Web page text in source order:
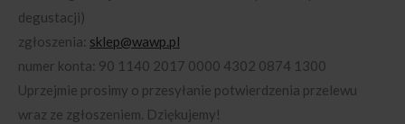
degustacji)
zgłoszenia: sklep@wawp.pl
numer konta: 90 1140 2017 0000 4302 0874 1300
Uprzejmie prosimy o przesyłanie potwierdzenia przelewu
wraz ze zgłoszeniem. Dziękujemy!